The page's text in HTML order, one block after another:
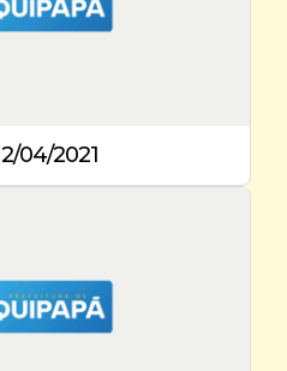
04/2021